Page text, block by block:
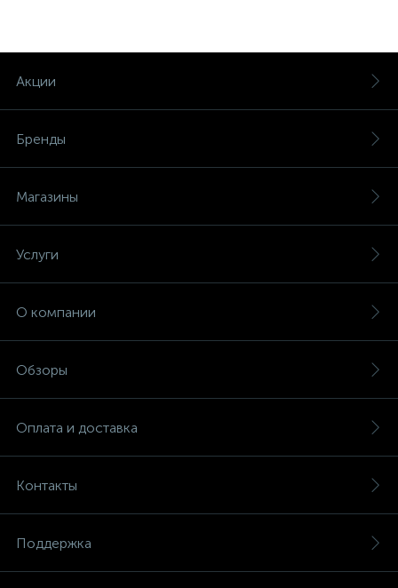
Акции
Бренды
Магазины
Услуги
О компании
Обзоры
Оплата и доставка
Контакты
Поддержка